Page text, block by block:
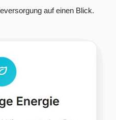
auf einen Blick.